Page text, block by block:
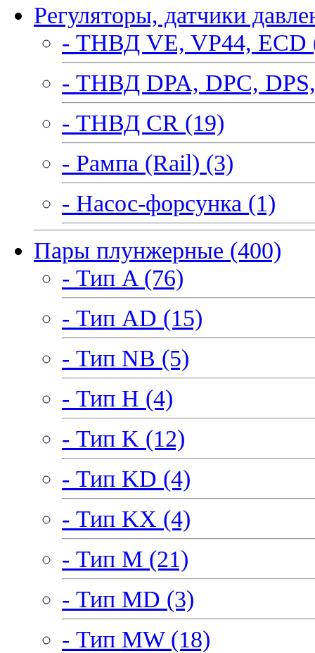
Регуляторы, датчики
- ТНВД VE, VP44, ECD
- ТНВД DPA, DPC,
- ТНВД CR (19)
- Рампа (Rail) (3)
- Насос-форсунка (1)
Пары плунжерные (400)
- Тип A (76)
- Тип AD (15)
- Тип NB (5)
- Тип H (4)
- Тип K (12)
- Тип KD (4)
- Тип KX (4)
- Тип M (21)
- Тип MD (3)
- Тип MW (18)